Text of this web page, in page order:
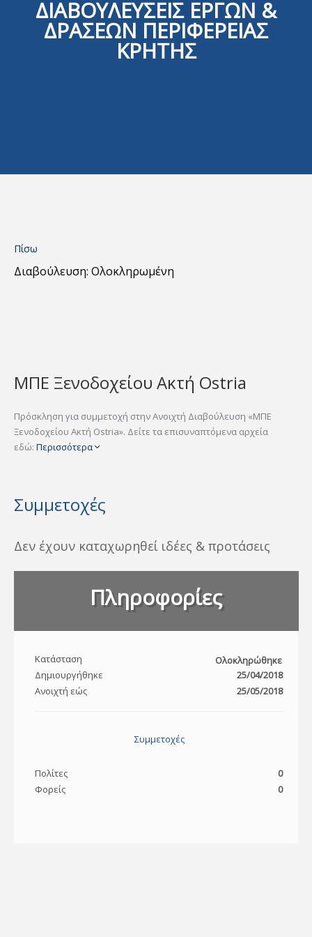
ΔΙΑΒΟΥΛΕΥΣΕΙΣ ΕΡΓΩΝ &
ΔΡΑΣΕΩΝ ΠΕΡΙΦΕΡΕΙΑΣ
ΚΡΗΤΗΣ
Πίσω
Διαβούλευση: Ολοκληρωμένη
ΜΠΕ Ξενοδοχείου Ακτή Ostria
Πρόσκληση για συμμετοχή στην Ανοιχτή Διαβούλευση «ΜΠΕ
Ξενοδοχείου Ακτή Ostria». Δείτε τα επισυναπτόμενα αρχεία
εδώ: Περισσότερα
Συμμετοχές
Δεν έχουν καταχωρηθεί ιδέες & προτάσεις
Πληροφορίες
Κατάσταση
Ολοκληρώθηκε
Δημιουργήθηκε
25/04/2018
Ανοιχτή εώς
25/05/2018
Συμμετοχές
Πολίτες
0
Φορείς
0